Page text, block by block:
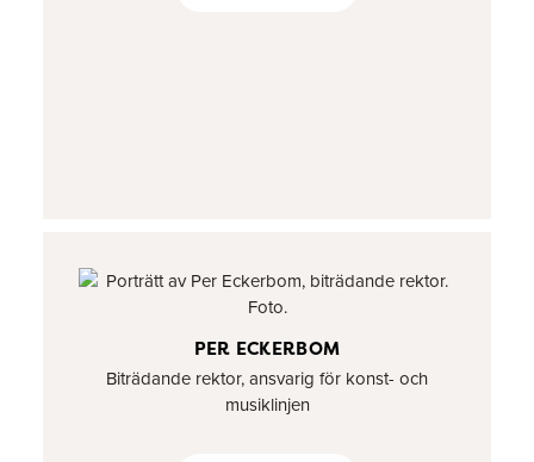
PER ECKERBOM
Biträdande rektor, ansvarig för konst- och
musiklinjen